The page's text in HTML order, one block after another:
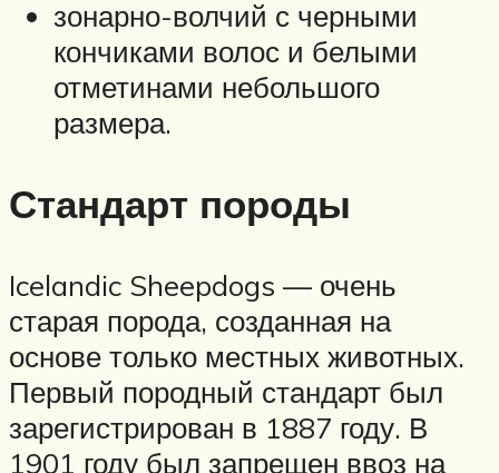
зонарно-волчий с черными
кончиками волос и белыми
отметинами небольшого
размера.
Стандарт породы
Icelandic Sheepdogs — очень
старая порода, созданная на
основе только местных животных.
Первый породный стандарт был
зарегистрирован в 1887 году. В
1901 году был запрещен ввоз на